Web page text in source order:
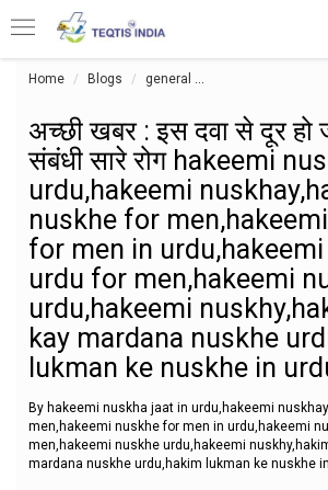
Home Blogs general
अच्छी खबर : इस दवा से दूर
संबंधी सारे रोग hakeemi
urdu,hakeemi
nuskhe for
for men in
urdu for men,hakeemi
urdu,hakeemi
kay mardana nuskhe
lukman ke nuskhe in
By hakeemi nuskha jaat in urdu,hakeemi
men,hakeemi nuskhe for men in urdu,hakeemi
men,hakeemi nuskhe urdu,hakeemi
mardana nuskhe urdu,hakim lukman ke nuskhe